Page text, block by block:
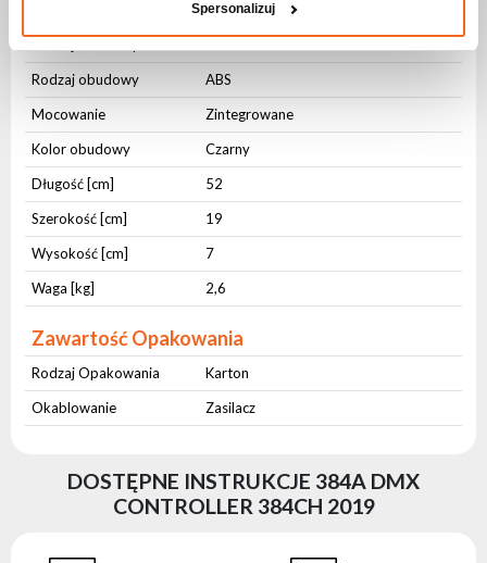
Spersonalizuj
Parametry fizyczne
Rodzaj obudowy
ABS
Mocowanie
Zintegrowane
Kolor obudowy
Czarny
Długość [cm]
52
Szerokość [cm]
19
Wysokość [cm]
7
Waga [kg]
2,6
Zawartość Opakowania
Rodzaj Opakowania
Karton
Okablowanie
Zasilacz
DOSTĘPNE INSTRUKCJE 384A DMX
CONTROLLER 384CH 2019